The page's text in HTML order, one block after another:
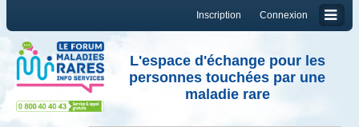
Connexion
Inscription
L'espace d'échange pour les
personnes touchées par une
maladie rare